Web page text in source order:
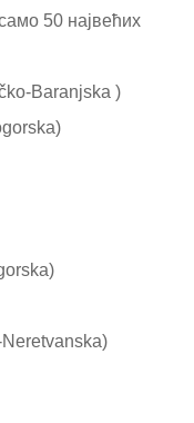
50 највећих
Baranjska )